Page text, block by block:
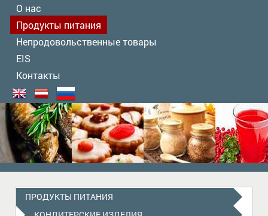
О нас
Продукты питания
Непродовольственные товары
EIS
Контакты
ПРОДУКТЫ ПИТАНИЯ